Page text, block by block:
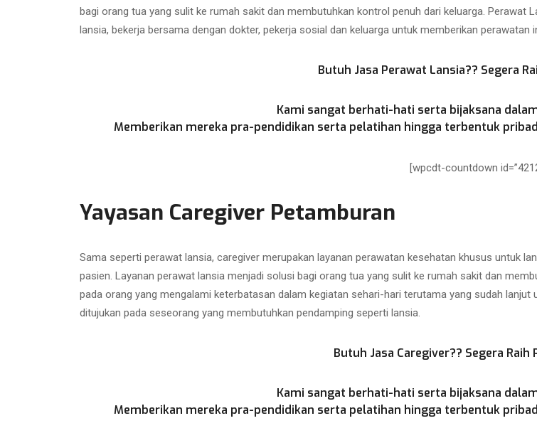
bagi orang tua yang sulit ke rumah sakit dan membutuhkan kontrol penuh dari keluarga. Perawat
lansia, bekerja bersama dengan dokter, pekerja sosial dan keluarga untuk memberikan perawatan
Butuh Jasa Perawat Lansia?? Segera
Kami sangat berhati-hati serta bijaksana
Memberikan mereka pra-pendidikan serta pelatihan hingga terbentuk
[wpcdt-countdown
Yayasan Caregiver Petamburan
Sama seperti perawat lansia, caregiver merupakan layanan perawatan kesehatan khusus untuk
pasien. Layanan perawat lansia menjadi solusi bagi orang tua yang sulit ke rumah sakit dan
pada orang yang mengalami keterbatasan dalam kegiatan sehari-hari terutama yang sudah
ditujukan pada seseorang yang membutuhkan pendamping seperti lansia.
Butuh Jasa Caregiver?? Segera
Kami sangat berhati-hati serta bijaksana
Memberikan mereka pra-pendidikan serta pelatihan hingga terbentuk